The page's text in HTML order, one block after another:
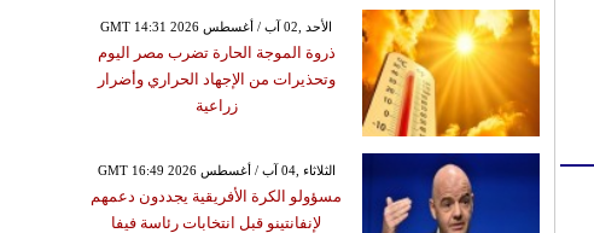
GMT 14:31 2026 الأحد ,02 آب / أغسطس
ذروة الموجة الحارة تضرب مصر اليوم
وتحذيرات من الإجهاد الحراري وأضرار
زراعية
GMT 16:49 2026 الثلاثاء ,04 آب / أغسطس
مسؤولو الكرة الأفريقية يجددون دعمهم
لإنفانتينو قبل انتخابات رئاسة فيفا